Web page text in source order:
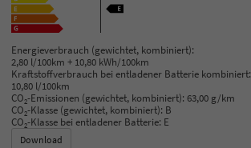
Energieverbrauch (gewichtet, kombiniert):
2,80 l/100km + 10,80 kWh/100km
Kraftstoffverbrauch bei entladener Batterie kombiniert:
10,80 l/100km
CO2-Emissionen (gewichtet, kombiniert): 63,00 g/km
CO2-Klasse (gewichtet, kombiniert): B
CO2-Klasse bei entladener Batterie: E
Download